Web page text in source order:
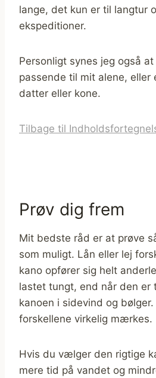
lange, det kun er til langtur
ekspeditioner.
Personligt synes jeg også
passende til mit alene, eller
datter eller kone.
Tilbage til
Prøv dig frem
Mit bedste råd er at prøve
som muligt. Lån eller lej
kano opfører sig helt
lastet tungt, end når den er
kanoen i sidevind og
forskellene virkelig mærkes.
Hvis du vælger den rigtige
mere tid på vandet og